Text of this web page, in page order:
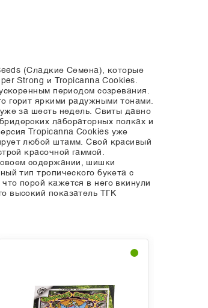
(Сладкие Семена), которые
Strong и Tropicanna Cookies.
периодом созревания.
горит яркими радужными тонами.
за шесть недель. Свиты давно
лабораторных полках и
Tropicanna Cookies уже
любой штамм. Свой красивый
красочной гаммой.
своем содержании, шишки
тип тропического букета с
порой кажется в него вкинули
высокий показатель ТГК